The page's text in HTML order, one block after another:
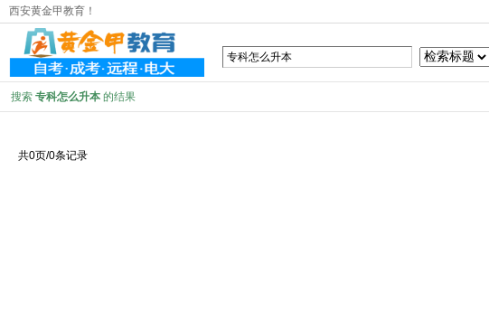
西安黄金甲教育！
搜索 专科怎么升本 的结果
共0页/0条记录